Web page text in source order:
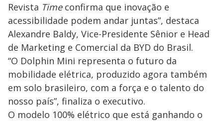
Revista Timeconfirma que inovação e
acessibilidade podem andar juntas”, destaca
Alexandre Baldy, Vice-Presidente Sênior e Head
de Marketing e Comercial da BYD do Brasil.
“O Dolphin Mini representa o futuro da
mobilidade elétrica, produzido agora também
em solo brasileiro, com a força e o talento do
nosso país”, finaliza o executivo.
O modelo 100% elétrico que está ganhando o